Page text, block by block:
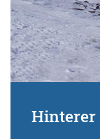
Hinterer